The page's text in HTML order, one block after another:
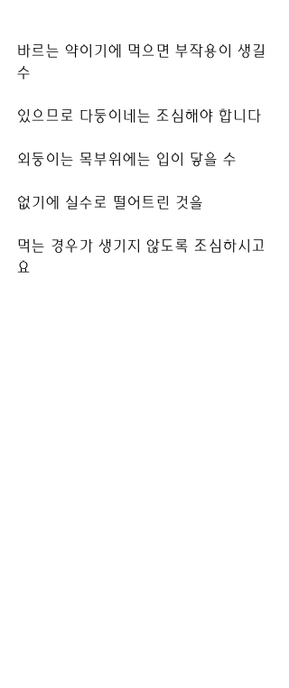
바르는 약이기에 먹으면 부작용이 생길
수
있으므로 다둥이네는 조심해야 합니다
외둥이는 목부위에는 입이 닿을 수
없기에 실수로 떨어트린 것을
먹는 경우가 생기지 않도록 조심하시고
요